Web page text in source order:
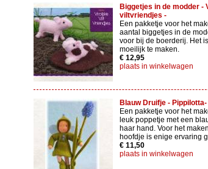
Biggetjes in de modder -
viltvriendjes -
Een pakketje voor het
aantal biggetjes in de
voor bij de boerderij. Het
moeilijk te maken.
€ 12,95
plaats in winkelwagen
Blauw Druifje - Pippilotta-
Een pakketje voor het
leuk poppetje met een
haar hand. Voor het
hoofdje is enige ervaring
€ 11,50
plaats in winkelwagen